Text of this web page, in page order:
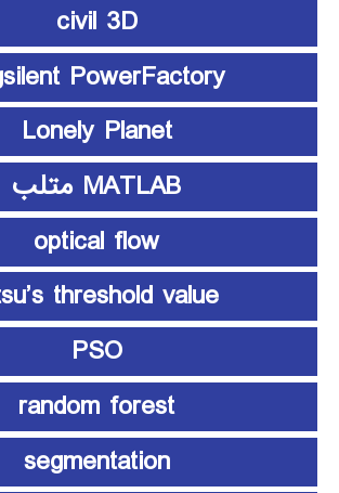
civil 3D
PowerFactory
Lonely Planet
MATLAB متلب
optical flow
threshold value
PSO
random forest
segmentation